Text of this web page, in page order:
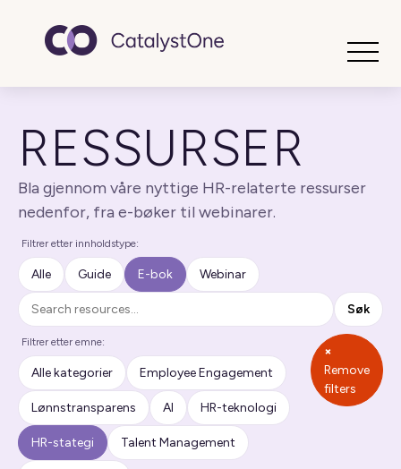
RESSURSER
Bla gjennom våre nyttige HR-relaterte ressurser
nedenfor, fra e-bøker til webinarer.
Filtrer etter innholdstype:
Alle Guide E-bok Webinar
Søk
Søk
Filtrer etter emne:
Alle kategorier Employee Engagement
Lønnstransparens AI HR-teknologi
HR-stategi Talent Management
×
Remove
filters